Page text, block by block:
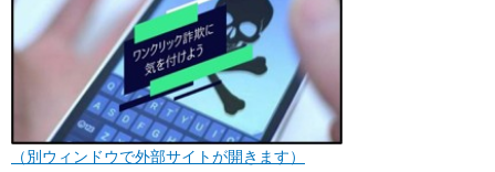
（別ウィンドウで外部サイトが開きます）